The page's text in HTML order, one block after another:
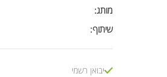
מותג:
שיתוף:
יבואן רשמי